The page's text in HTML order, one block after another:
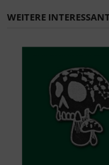
WEITERE